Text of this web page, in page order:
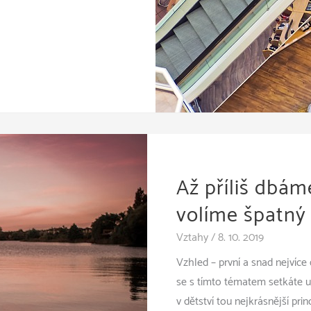
Až příliš
volíme
Vztahy/8. 10. 2019
Vzhled – první a snad
se s tímto tématem setkáte
v dětství tou nejkrásnější